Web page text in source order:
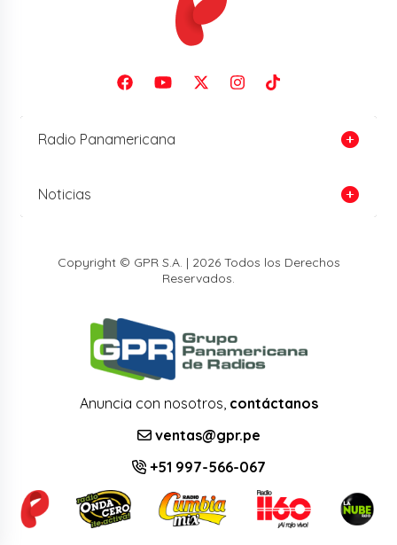
Radio Panamericana
Noticias
Copyright © GPR S.A. | 2026 Todos los Derechos
Reservados.
Anuncia con nosotros, contáctanos
ventas@gpr.pe
+51 997-566-067